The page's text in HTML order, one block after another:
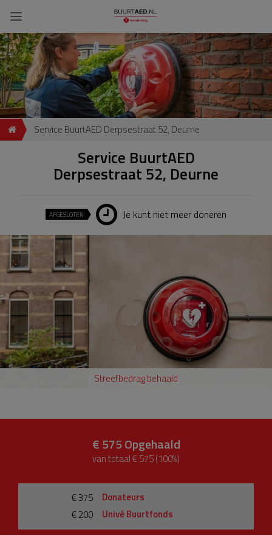
Service BuurtAED Derpsestraat 52, Deurne
Service BuurtAED
Derpsestraat 52, Deurne
AFGESLOTEN Je kunt niet meer doneren
Streefbedrag behaald
€ 575Opgehaald
van totaal € 575 (100%)
€ 375
Donateurs
€ 200
Univé Buurtfonds